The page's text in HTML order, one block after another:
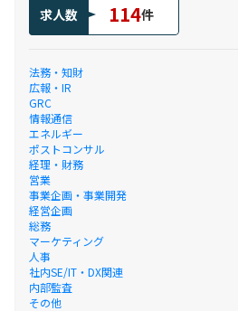
求人数 114件
法務・知財
広報・IR
GRC
情報通信
エネルギー
ポストコンサル
経理・財務
営業
事業企画・事業開発
経営企画
総務
マーケティング
人事
社内SE/IT・DX関連
内部監査
その他